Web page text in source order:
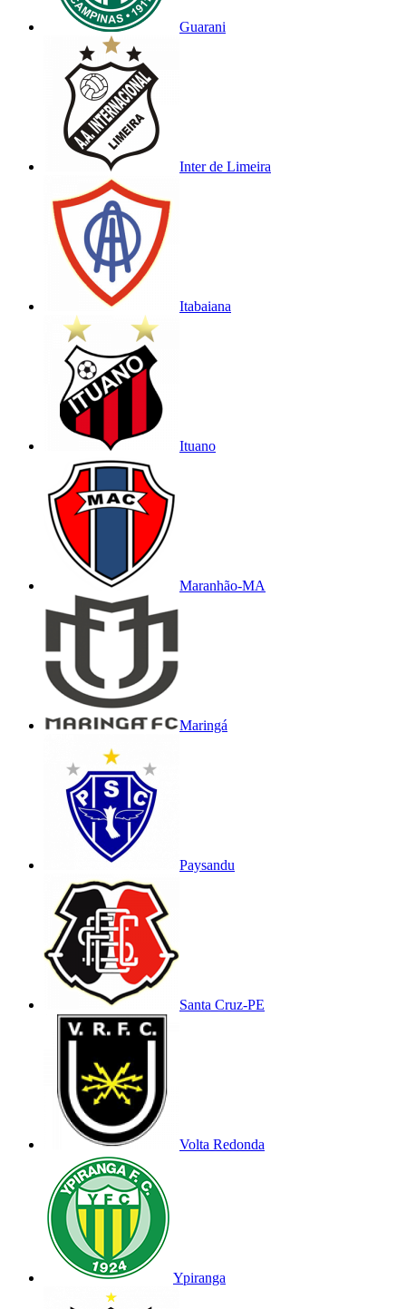
Guarani
Inter de Limeira
Itabaiana
Ituano
Maranhão-MA
Maringá
Paysandu
Santa Cruz-PE
Volta Redonda
Ypiranga